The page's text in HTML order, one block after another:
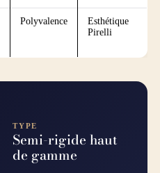
Polyvalence
Esthétique
Pirelli
TYPE
Semi-rigide haut
de gamme